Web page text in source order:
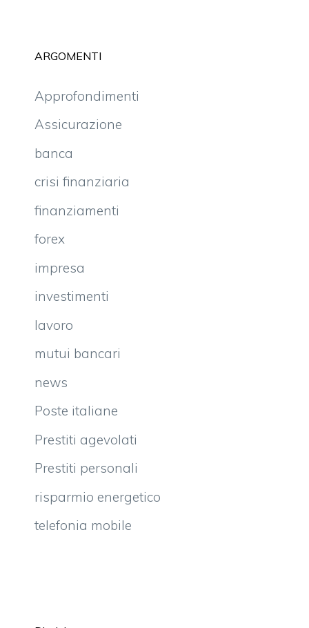
ARGOMENTI
Approfondimenti
Assicurazione
banca
crisi finanziaria
finanziamenti
forex
impresa
investimenti
lavoro
mutui bancari
news
Poste italiane
Prestiti agevolati
Prestiti personali
risparmio energetico
telefonia mobile